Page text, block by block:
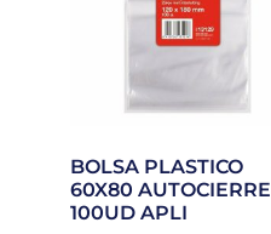
BOLSA PLASTICO
60X80 AUTOCIERRE
100UD APLI